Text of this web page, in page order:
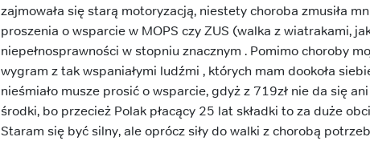
zajmowała się starą motoryzacją, niestety choroba zmusiła
proszenia o wsparcie w MOPS czy ZUS (walka z wiatrakami,
niepełnosprawności w stopniu znacznym . Pomimo choroby
wygram z tak wspaniałymi ludźmi , których mam dookoła
nieśmiało musze prosić o wsparcie, gdyż z 719zł nie da się
środki, bo przecież Polak płacący 25 lat składki to za duże
Staram się być silny, ale oprócz siły do walki z chorobą